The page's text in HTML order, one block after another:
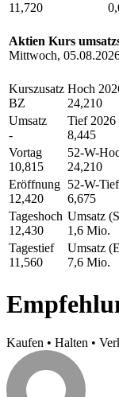
11,720
Aktien Kurs
Mittwoch,
Kurszusatz
BZ
Hoch
24,210
Umsatz
-
Tief 2026
8,445
Vortag
10,815
52-W-
24,210
Eröffnung
12,420
52-W-Tief
6,675
Tageshoch
12,430
Umsatz
1,6 Mio.
Tagestief
11,560
Umsatz
7,6 Mio.
Kaufen • Halten •